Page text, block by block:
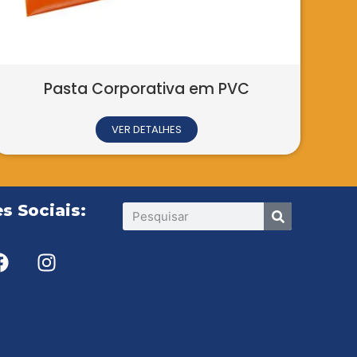
Pasta Corporativa em PVC
VER DETALHES
Sociais: